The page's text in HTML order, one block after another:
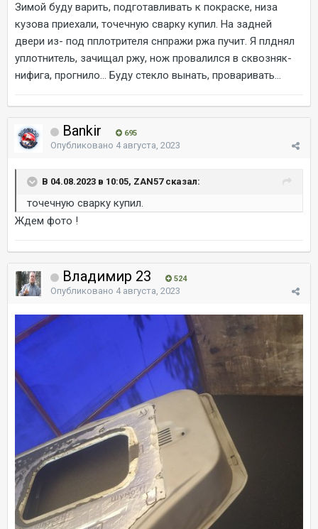
Зимой буду варить, подготавливать к покраске, низа
кузова приехали, точечную сварку купил. На задней
двери из- под пплотрителя снпражи ржа пучит. Я плднял
уплотнитель, зачищал ржу, нож провалился в сквозняк-
нифига, прогнило... Буду стекло вынать, проваривать...
Bankir 695
Опубликовано 4 августа, 2023
В 04.08.2023 в 10:05, ZAN57 сказал:
точечную сварку купил.
Ждем фото !
Владимир 23 524
Опубликовано 4 августа, 2023